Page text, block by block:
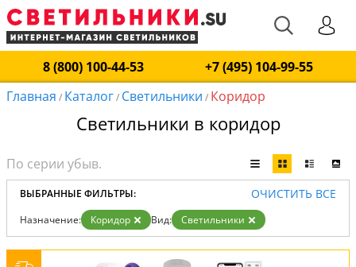
8 (800) 100-44-53
+7 (495) 104-99-55
Главная / Каталог/ Светильники / Коридор
Светильники в коридор
ВЫБРАННЫЕ ФИЛЬТРЫ: ОЧИСТИТЬ ВСЕ
Назначение: Коридор Вид: Светильники